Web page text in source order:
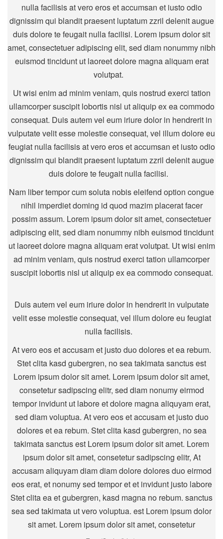
nulla facilisis at vero eros et accumsan et iusto odio
dignissim qui blandit praesent luptatum zzril delenit augue
duis dolore te feugait nulla facilisi. Lorem ipsum dolor sit
amet, consectetuer adipiscing elit, sed diam nonummy nibh
euismod tincidunt ut laoreet dolore magna aliquam erat
volutpat.
Ut wisi enim ad minim veniam, quis nostrud exerci tation
ullamcorper suscipit lobortis nisl ut aliquip ex ea commodo
consequat. Duis autem vel eum iriure dolor in hendrerit in
vulputate velit esse molestie consequat, vel illum dolore eu
feugiat nulla facilisis at vero eros et accumsan et iusto odio
dignissim qui blandit praesent luptatum zzril delenit augue
duis dolore te feugait nulla facilisi.
Nam liber tempor cum soluta nobis eleifend option congue
nihil imperdiet doming id quod mazim placerat facer
possim assum. Lorem ipsum dolor sit amet, consectetuer
adipiscing elit, sed diam nonummy nibh euismod tincidunt
ut laoreet dolore magna aliquam erat volutpat. Ut wisi enim
ad minim veniam, quis nostrud exerci tation ullamcorper
suscipit lobortis nisl ut aliquip ex ea commodo consequat.
Duis autem vel eum iriure dolor in hendrerit in vulputate
velit esse molestie consequat, vel illum dolore eu feugiat
nulla facilisis.
At vero eos et accusam et justo duo dolores et ea rebum.
Stet clita kasd gubergren, no sea takimata sanctus est
Lorem ipsum dolor sit amet. Lorem ipsum dolor sit amet,
consetetur sadipscing elitr, sed diam nonumy eirmod
tempor invidunt ut labore et dolore magna aliquyam erat,
sed diam voluptua. At vero eos et accusam et justo duo
dolores et ea rebum. Stet clita kasd gubergren, no sea
takimata sanctus est Lorem ipsum dolor sit amet. Lorem
ipsum dolor sit amet, consetetur sadipscing elitr, At
accusam aliquyam diam diam dolore dolores duo eirmod
eos erat, et nonumy sed tempor et et invidunt justo labore
Stet clita ea et gubergren, kasd magna no rebum. sanctus
sea sed takimata ut vero voluptua. est Lorem ipsum dolor
sit amet. Lorem ipsum dolor sit amet, consetetur